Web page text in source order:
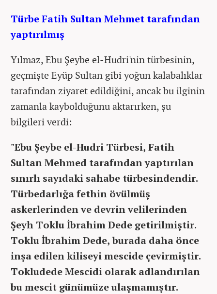
Türbe Fatih Sultan Mehmet tarafından
yaptırılmış
Yılmaz, Ebu Şeybe el-Hudri'nin türbesinin,
geçmişte Eyüp Sultan gibi yoğun kalabalıklar
tarafından ziyaret edildiğini, ancak bu ilginin
zamanla kaybolduğunu aktarırken, şu
bilgileri verdi:
"Ebu Şeybe el-Hudri Türbesi, Fatih
Sultan Mehmed tarafından yaptırılan
sınırlı sayıdaki sahabe türbesindendir.
Türbedarlığa fethin övülmüş
askerlerinden ve devrin velilerinden
Şeyh Toklu İbrahim Dede getirilmiştir.
Toklu İbrahim Dede, burada daha önce
inşa edilen kiliseyi mescide çevirmiştir.
Tokludede Mescidi olarak adlandırılan
bu mescit günümüze ulaşmamıştır.